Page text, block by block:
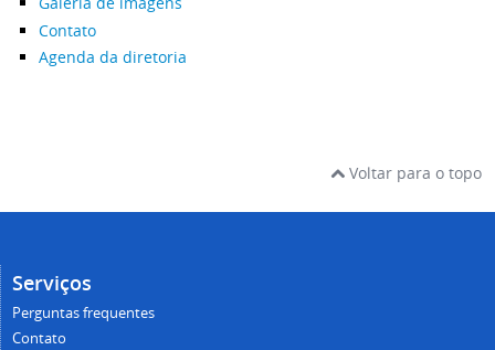
Contato
Agenda da diretoria
Voltar para o topo
Serviços
Perguntas frequentes
Contato